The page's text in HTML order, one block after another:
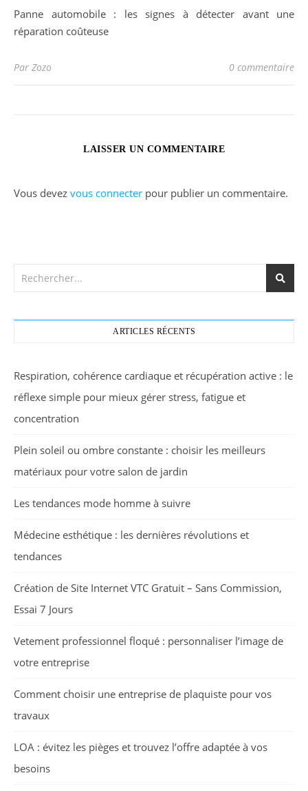
Panne automobile : les signes à détecter avant une
réparation coûteuse
Par Zozo 0 commentaire
LAISSER UN COMMENTAIRE
Vous devez vous connecter pour publier un commentaire.
ARTICLES RÉCENTS
Respiration, cohérence cardiaque et récupération active : le
réflexe simple pour mieux gérer stress, fatigue et
concentration
Plein soleil ou ombre constante : choisir les meilleurs
matériaux pour votre salon de jardin
Les tendances mode homme à suivre
Médecine esthétique : les dernières révolutions et
tendances
Création de Site Internet VTC Gratuit – Sans Commission,
Essai 7 Jours
Vetement professionnel floqué : personnaliser l’image de
votre entreprise
Comment choisir une entreprise de plaquiste pour vos
travaux
LOA : évitez les pièges et trouvez l’offre adaptée à vos
besoins